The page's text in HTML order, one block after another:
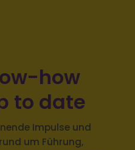
how
to date
Impulse und
um Führung,
auf unserem